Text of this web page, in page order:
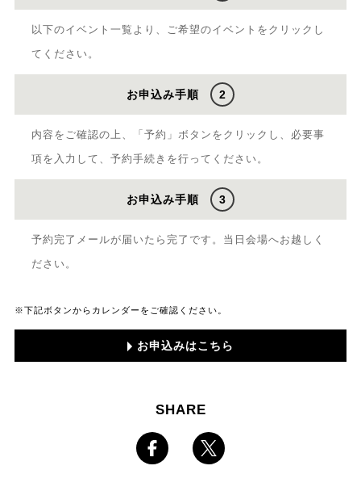
以下のイベント一覧より、ご希望のイベントをクリックし
てください。
お申込み手順 2
内容をご確認の上、「予約」ボタンをクリックし、必要事
項を入力して、予約手続きを行ってください。
お申込み手順 3
予約完了メールが届いたら完了です。当日会場へお越しく
ださい。
※下記ボタンからカレンダーをご確認ください。
お申込みはこちら
SHARE